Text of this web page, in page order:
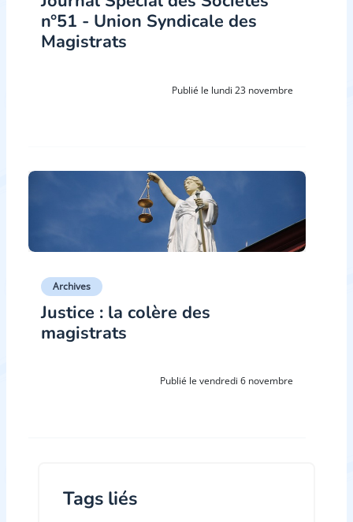
n°51 - Union Syndicale des
Magistrats
Publié le lundi 23 novembre
Archives
Justice : la colère des
magistrats
Publié le vendredi 6 novembre
Tags liés